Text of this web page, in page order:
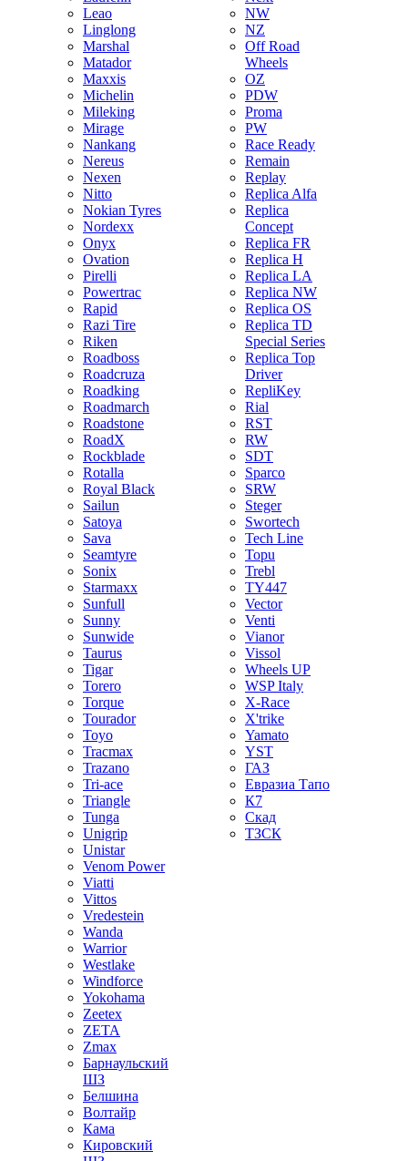
Leao
Linglong
Marshal
Matador
Maxxis
Michelin
Mileking
Mirage
Nankang
Nereus
Nexen
Nitto
Nokian Tyres
Nordexx
Onyx
Ovation
Pirelli
Powertrac
Rapid
Razi Tire
Riken
Roadboss
Roadcruza
Roadking
Roadmarch
Roadstone
RoadX
Rockblade
Rotalla
Royal Black
Sailun
Satoya
Sava
Seamtyre
Sonix
Starmaxx
Sunfull
Sunny
Sunwide
Taurus
Tigar
Torero
Torque
Tourador
Toyo
Tracmax
Trazano
Tri-ace
Triangle
Tunga
Unigrip
Unistar
Venom Power
Viatti
Vittos
Vredestein
Wanda
Warrior
Westlake
Windforce
Yokohama
Zeetex
ZETA
Zmax
Барнаульский
ШЗ
Белшина
Волтайр
Кама
Кировский
NW
NZ
Off Road
Wheels
OZ
PDW
Proma
PW
Race Ready
Remain
Replay
Replica Alfa
Replica
Concept
Replica FR
Replica H
Replica LA
Replica NW
Replica OS
Replica TD
Special Series
Replica Top
Driver
RepliKey
Rial
RST
RW
SDT
Sparco
SRW
Steger
Swortech
Tech Line
Topu
Trebl
TY447
Vector
Venti
Vianor
Vissol
Wheels UP
WSP Italy
X-Race
X'trike
Yamato
YST
ГАЗ
Евразиа Тапо
К7
Скад
ТЗСК